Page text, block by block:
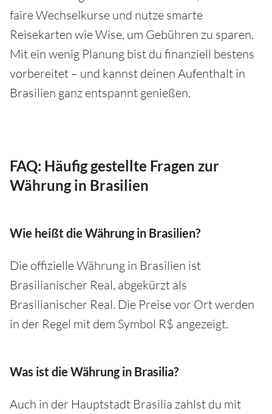
faire Wechselkurse und nutze smarte
Reisekarten wie Wise, um Gebühren zu sparen.
Mit ein wenig Planung bist du finanziell bestens
vorbereitet – und kannst deinen Aufenthalt in
Brasilien ganz entspannt genießen.
FAQ: Häufig gestellte Fragen zur
Währung in Brasilien
Wie heißt die Währung in Brasilien?
Die offizielle Währung in Brasilien ist
Brasilianischer Real, abgekürzt als
Brasilianischer Real. Die Preise vor Ort werden
in der Regel mit dem Symbol R$ angezeigt.
Was ist die Währung in Brasilia?
Auch in der Hauptstadt Brasilia zahlst du mit